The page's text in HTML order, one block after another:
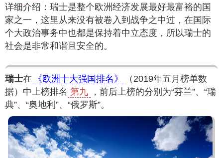
详细介绍：瑞士是整个欧洲经济发展最好最富裕的国
家之一，这里从来没有被卷入到战争之中过，在国际
个大政治事务中也都是保持着中立态度，所以瑞士的
社会是非常和谐且安全的。
瑞士在 《欧洲十大强国排名》
（2019年五月榜单数
据）中上榜排名 第九
，前后上榜的分别为“芬兰”、“瑞
典”、“奥地利”、“俄罗斯”。